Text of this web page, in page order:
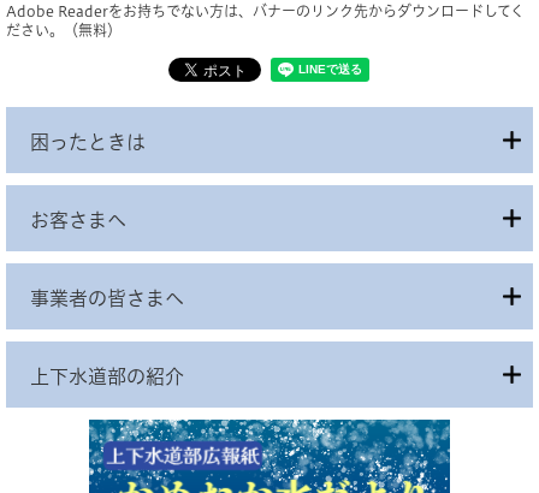
Adobe Readerをお持ちでない方は、バナーのリンク先からダウンロードしてく
ださい。（無料）
困ったときは
お客さまへ
事業者の皆さまへ
上下水道部の紹介